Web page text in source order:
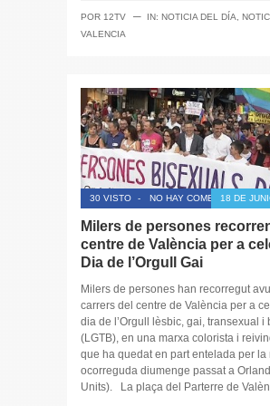
POR 12TV ─ IN: NOTICIA DEL DÍA
VALENCIA
30 VISTO - NO HAY COMENTARIOS
18 DE
Milers de persones
centre de València per a
Dia de l’Orgull Gai
Milers de persones han recorregut
carrers del centre de València per a
dia de l’Orgull lèsbic, gai, transexual i
(LGTB), en una marxa colorista i
que ha quedat en part entelada per la
ocorreguda diumenge passat a
Units). La plaça del Parterre de